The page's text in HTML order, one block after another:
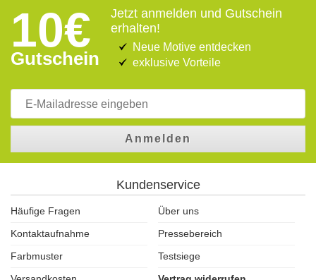
10€
Gutschein
Jetzt anmelden und Gutschein
erhalten!
Neue Motive entdecken
exklusive Vorteile
Anmelden
Kundenservice
Häufige Fragen
Über uns
Kontaktaufnahme
Pressebereich
Farbmuster
Testsiege